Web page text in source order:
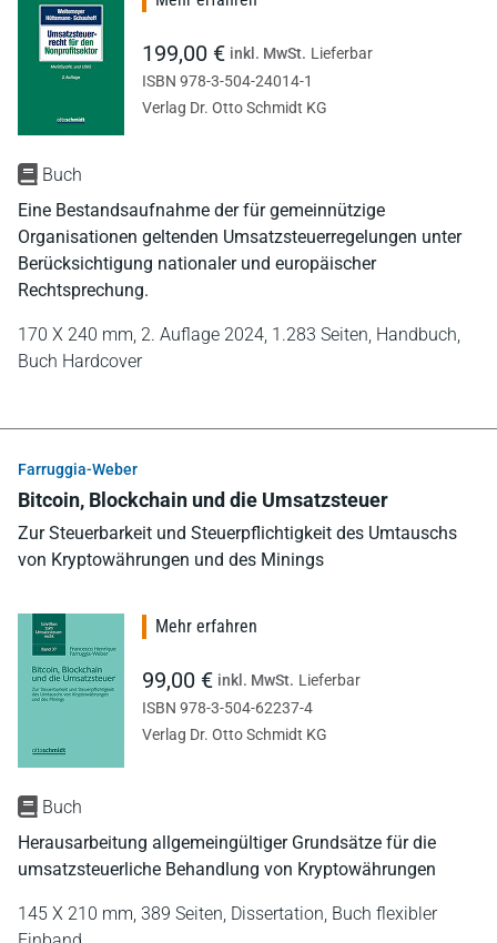
Buch
Eine Bestandsaufnahme der für gemeinnützige
Organisationen geltenden Umsatzsteuerregelungen unter
Berücksichtigung nationaler und europäischer
Rechtsprechung.
170 X 240 mm, 2. Auflage 2024, 1.283 Seiten, Handbuch,
Buch Hardcover
199,00 € inkl. MwSt. Lieferbar
ISBN 978-3-504-24014-1
Verlag Dr. Otto Schmidt KG
Farruggia-Weber
Bitcoin, Blockchain und die Umsatzsteuer
Zur Steuerbarkeit und Steuerpflichtigkeit des Umtauschs
von Kryptowährungen und des Minings
Buch
Herausarbeitung allgemeingültiger Grundsätze für die
umsatzsteuerliche Behandlung von Kryptowährungen
145 X 210 mm, 389 Seiten, Dissertation, Buch flexibler
Mehr erfahren
99,00 € inkl. MwSt. Lieferbar
ISBN 978-3-504-62237-4
Verlag Dr. Otto Schmidt KG